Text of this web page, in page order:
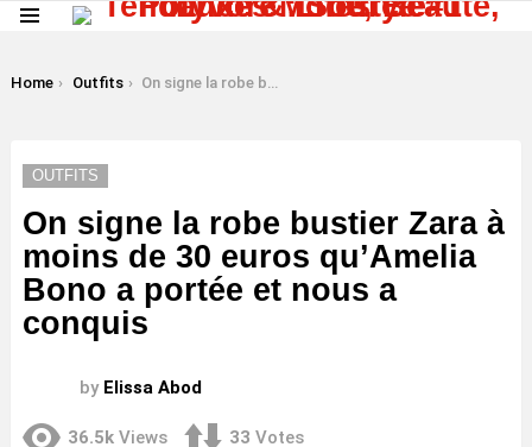
You are here:
Home Outfits On signe la robe bustier Zara à moins de 30 euros qu’Amelia Bono a portée et nous a conquis
OUTFITS
On signe la robe bustier Zara à
moins de 30 euros qu’Amelia
Bono a portée et nous a
conquis
by Elissa Abod
36.5k Views 33 Votes